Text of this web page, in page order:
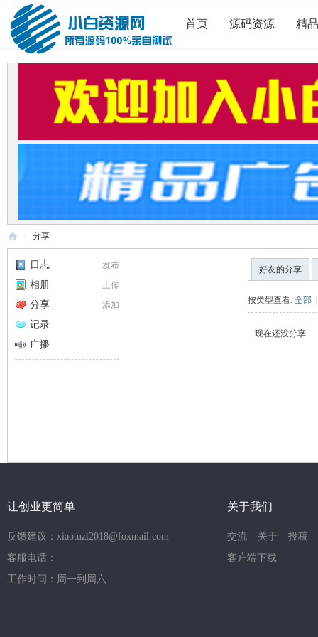
首页 源码资源 精
白
码
› 分享
发布
日志
上传
相册
添加
分享
记录
广播
好友的分享
按类型查看: 全部 |
现在还没分享
让创业更简单
反馈建议：xiaotuzi2018@foxmail.com
客服电话：
工作时间：周一到周六
关于我们
交流 关于
投稿
客户端下载